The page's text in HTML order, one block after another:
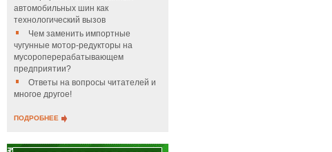
автомобильных шин как
технологический вызов
Чем заменить импортные
чугунные мотор-редукторы на
мусороперерабатывающем
предприятии?
Ответы на вопросы читателей и
многое другое!
ПОДРОБНЕЕ